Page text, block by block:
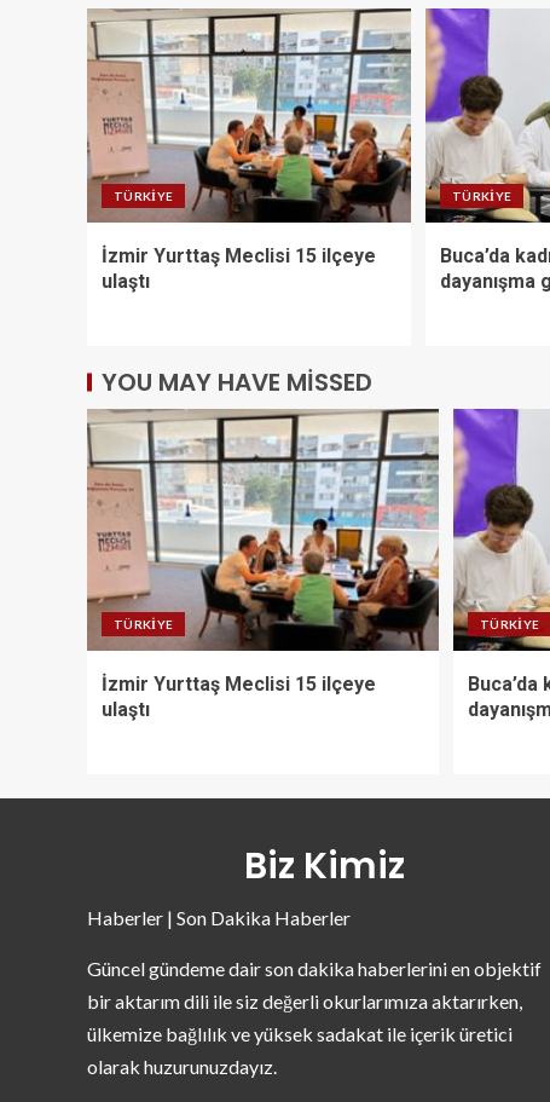
TÜRKIYE
İzmir Yurttaş Meclisi 15 ilçeye
ulaştı
TÜRKIYE
Buca’da
dayanışma
YOU MAY HAVE MISSED
TÜRKIYE
İzmir Yurttaş Meclisi 15 ilçeye
ulaştı
TÜRKIYE
Buca’da
Biz Kimiz
Haberler | Son Dakika Haberler
Güncel gündeme dair son dakika haberlerini en objektif
bir aktarım dili ile siz değerli okurlarımıza aktarırken,
ülkemize bağlılık ve yüksek sadakat ile içerik üretici
olarak huzurunuzdayız.